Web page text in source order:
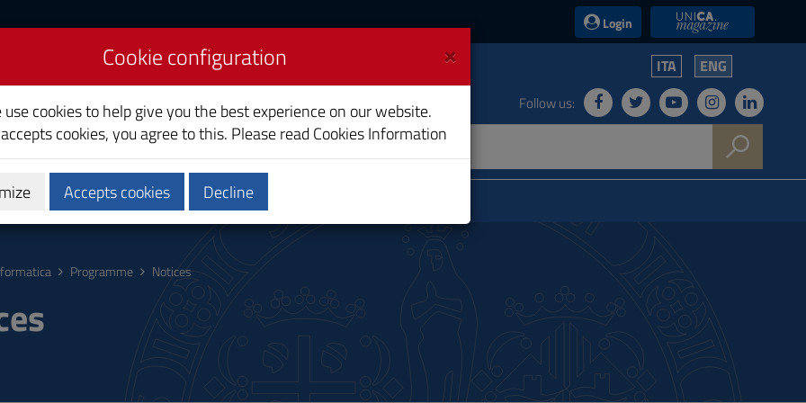
Login UniCA News
ITA ENG
Follow us:
Calendars and Timetable
Programme Notices
×
Cookie configuration
use cookies to help give you the best experience on our website.
cookies, you agree to this. Please read Cookies Information
Accepts cookies Decline